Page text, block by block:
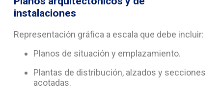
instalaciones
Representación gráfica a escala que debe incluir:
Planos de situación y emplazamiento.
Plantas de distribución, alzados y secciones
acotadas.